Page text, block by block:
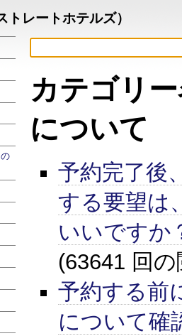
レートホテルズ）
カテゴリ
について
予約完了後
する要望は
いいですか
(63641 回
予約する前
について確